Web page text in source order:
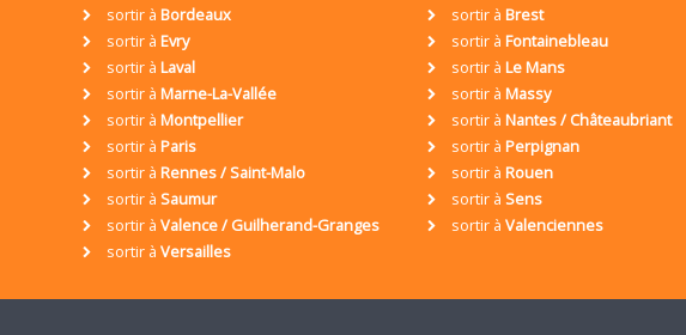
sortir à Bordeaux sortir à Brest
sortir à Evry sortir à Fontainebleau
sortir à Laval sortir à Le Mans
sortir à Marne-La-Vallée sortir à Massy
sortir à Montpellier sortir à Nantes / Châteaubriant
sortir à Paris sortir à Perpignan
sortir à Rennes / Saint-Malo sortir à Rouen
sortir à Saumur sortir à Sens
sortir à Valence / Guilherand-Granges sortir à Valenciennes
sortir à Versailles